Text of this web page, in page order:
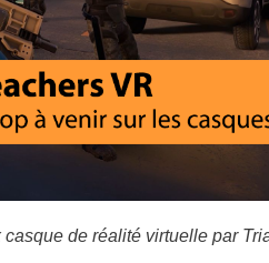
de réalité virtuelle par